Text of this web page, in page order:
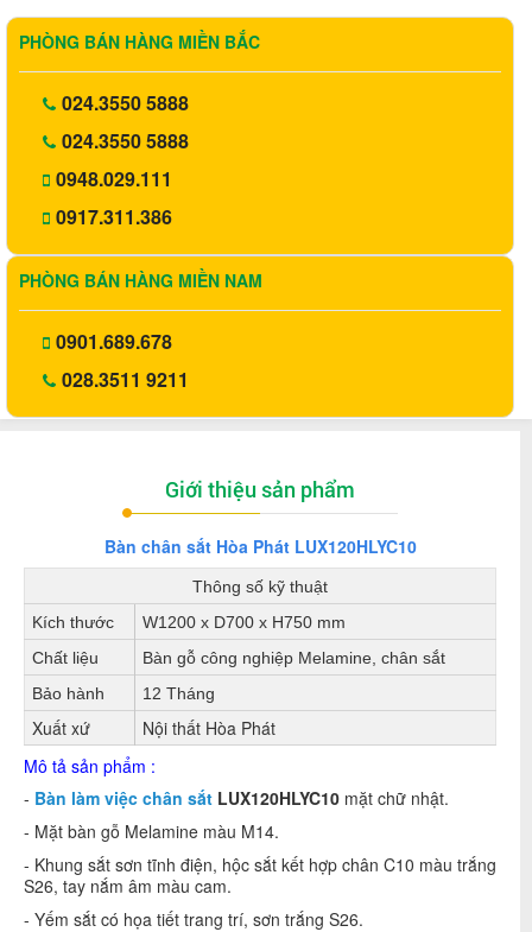
PHÒNG BÁN HÀNG MIỀN BẮC
024.3550 5888
024.3550 5888
0948.029.111
0917.311.386
PHÒNG BÁN HÀNG MIỀN NAM
0901.689.678
028.3511 9211
Giới thiệu sản phẩm
Bàn chân sắt Hòa Phát LUX120HLYC10
Thông số kỹ thuật
Kích thước
W1200 x D700 x H750 mm
Chất liệu
Bàn gỗ công nghiệp Melamine, chân sắt
Bảo hành
12 Tháng
Xuất xứ
Nội thất Hòa Phát
Mô tả sản phẩm :
- Bàn làm việc chân sắt LUX120HLYC10 mặt chữ nhật.
- Mặt bàn gỗ Melamine màu M14.
- Khung sắt sơn tĩnh điện, hộc sắt kết hợp chân C10 màu trắng
S26, tay nắm âm màu cam.
- Yếm sắt có họa tiết trang trí, sơn trắng S26.